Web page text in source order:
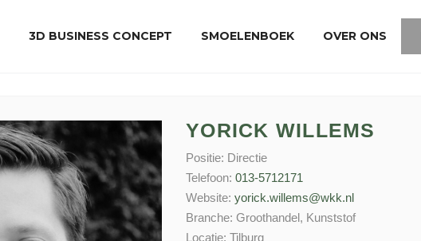
3D BUSINESS CONCEPT SMOELENBOEK OVER ONS
YORICK WILLEMS
Positie: Directie
Telefoon: 013-5712171
Website: yorick.willems@wkk.nl
Branche: Groothandel, Kunststof
Locatie: Tilburg